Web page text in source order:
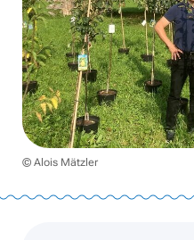
© Alois Mätzler